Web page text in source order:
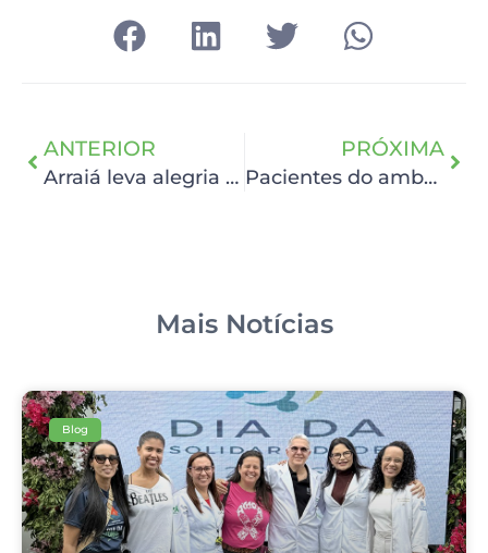
ANTERIOR
Arraiá leva alegria para pacientes em cuidados paliativos no Hospital-Dia
PRÓXIMA
Pacientes do ambulatório de fisioterapia fazem festa junina no HCP
Mais Notícias
Blog